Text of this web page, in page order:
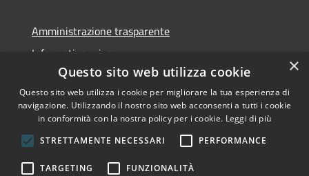
Amministrazione trasparente
Informativa privacy
Note legali
Dichiarazione di accessibilità
RSS
Copyright © 2026 • Comune di
×
Questo sito web utilizza cookie
Questo sito web utilizza i cookie per migliorare la tua esperienza di
navigazione. Utilizzando il nostro sito web acconsenti a tutti i cookie
in conformità con la nostra policy per i cookie. Leggi di più
STRETTAMENTE NECESSARI
PERFORMANCE
TARGETING FUNZIONALITÀ